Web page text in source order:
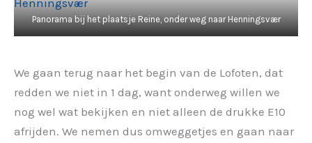
Panorama bij het plaatsje Reine, onder weg naar Henningsvær
We gaan terug naar het begin van de Lofoten, dat
redden we niet in 1 dag, want onderweg willen we
nog wel wat bekijken en niet alleen de drukke E10
afrijden. We nemen dus omweggetjes en gaan naar